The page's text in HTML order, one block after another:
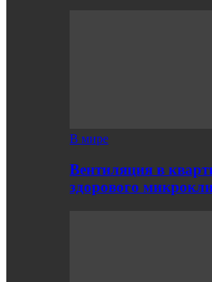
В мире
Вентиляция в
здорового